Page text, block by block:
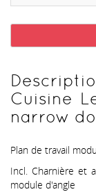
Cuisine
narrow
Plan de travail
Incl. Charnière et
module d'angle